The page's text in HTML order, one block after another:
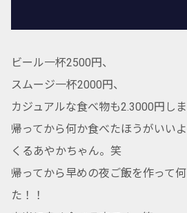
ビール一杯2500円、
スムージ一杯2000円、
カジュアルな食べ物も2.3000円しま
帰ってから何か食べたほうがいい
くるあやかちゃん。笑
帰ってから早めの夜ご飯を作って
た！！